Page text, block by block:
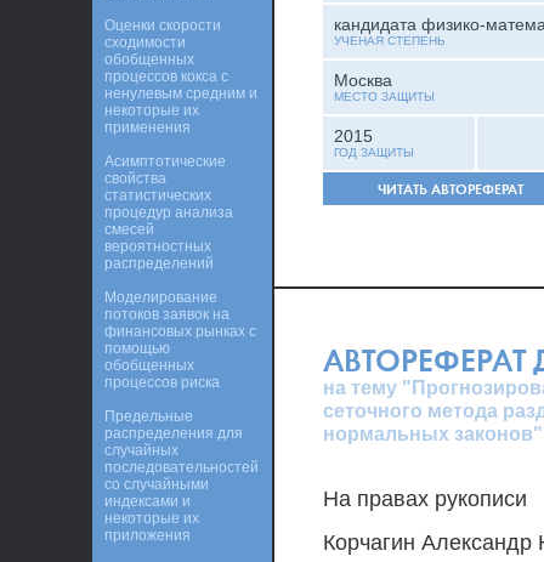
кандидата физико-
УЧЕНАЯ СТЕПЕНЬ
Москва
МЕСТО ЗАЩИТЫ
2015
ГОД ЗАЩИТЫ
ЧИТАТЬ АВТОРЕФЕРАТ
АВТОРЕФЕРАТ
на тему
сеточного метода
нормальных законов"
На правах рукописи
Корчагин
Оценки скорости
сходимости
обобщенных
процессов кокса с
ненулевым средним и
некоторые их
применения
Асимптотические
свойства
статистических
процедур анализа
смесей
вероятностных
распределений
Моделирование
потоков заявок на
финансовых рынках с
помощью
обобщенных
процессов риска
Предельные
распределения для
случайных
последовательностей
со случайными
индексами и
некоторые их
приложения